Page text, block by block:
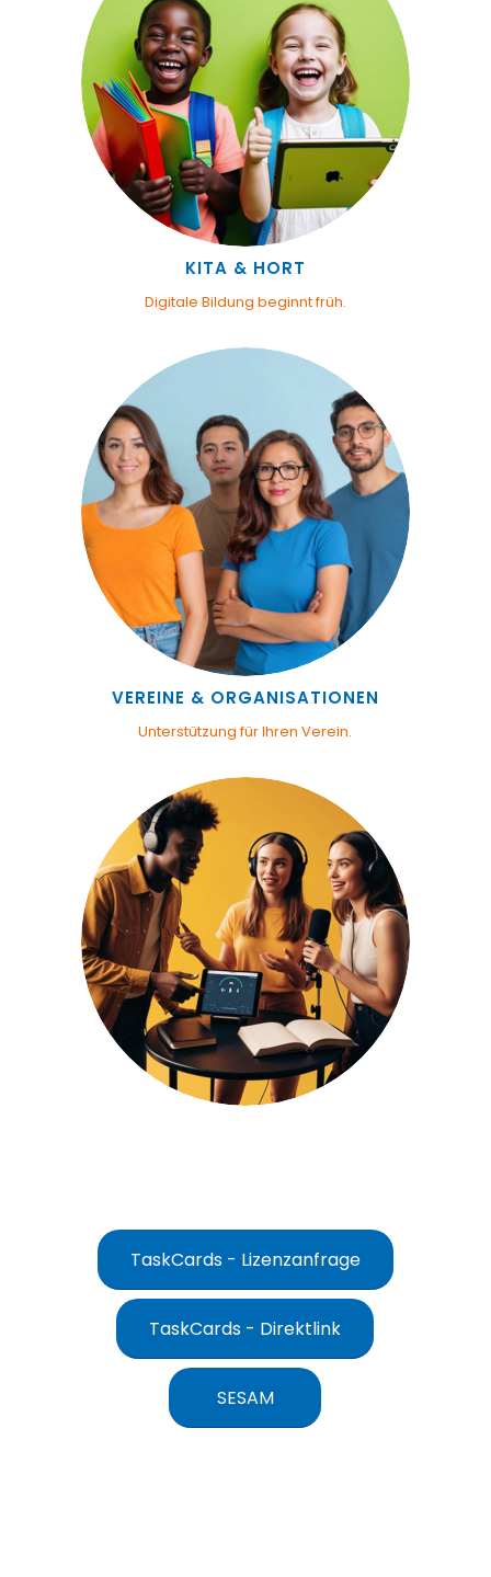
KITA & HORT
Digitale Bildung beginnt früh.
VEREINE & ORGANISATIONEN
Unterstützung für Ihren Verein.
TaskCards - Lizenzanfrage
TaskCards - Direktlink
SESAM